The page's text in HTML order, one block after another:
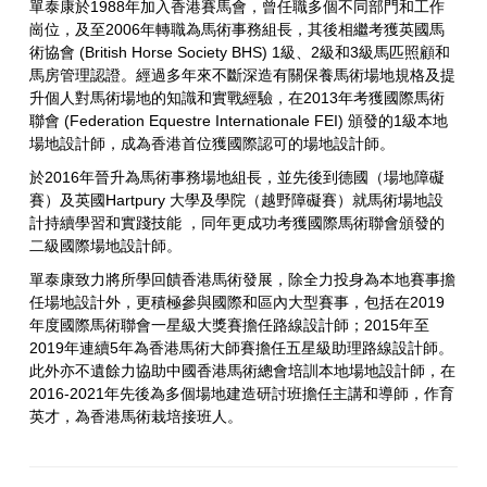
單泰康於1988年加入香港賽馬會，曾任職多個不同部門和工作
崗位，及至2006年轉職為馬術事務組長，其後相繼考獲英國馬
術協會 (British Horse Society BHS) 1級、2級和3級馬匹照顧和
馬房管理認證。經過多年來不斷深造有關保養馬術場地規格及提
升個人對馬術場地的知識和實戰經驗，在2013年考獲國際馬術
聯會 (Federation Equestre Internationale FEI) 頒發的1級本地
場地設計師，成為香港首位獲國際認可的場地設計師。
於2016年晉升為馬術事務場地組長，並先後到德國（場地障礙
賽）及英國Hartpury 大學及學院（越野障礙賽）就馬術場地設
計持續學習和實踐技能 ，同年更成功考獲國際馬術聯會頒發的
二級國際場地設計師。
單泰康致力將所學回饋香港馬術發展，除全力投身為本地賽事擔
任場地設計外，更積極參與國際和區內大型賽事，包括在2019
年度國際馬術聯會一星級大獎賽擔任路線設計師；2015年至
2019年連續5年為香港馬術大師賽擔任五星級助理路線設計師。
此外亦不遺餘力協助中國香港馬術總會培訓本地場地設計師，在
2016-2021年先後為多個場地建造研討班擔任主講和導師，作育
英才，為香港馬術栽培接班人。